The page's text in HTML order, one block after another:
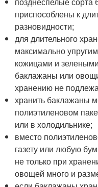
приспособлены к
разновидности;
для длительного
максимально
кожицами и
баклажаны или
хранению не
хранить баклажаны
полиэтиленовом
или в холодильнике;
вместо
газету или любую
не только при
овощей много и